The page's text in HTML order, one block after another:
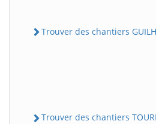
Trouver des chantiers
Trouver des chantiers